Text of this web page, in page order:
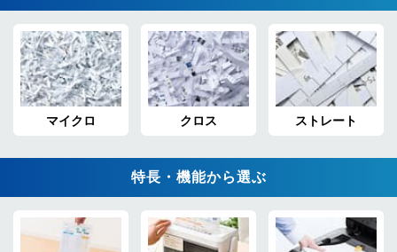
マイクロ クロス ストレート
特長・機能から選ぶ